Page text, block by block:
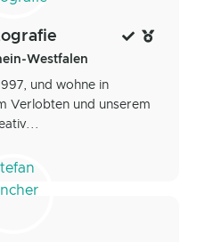
Westfalen
und wohne in
Verlobten und unserem